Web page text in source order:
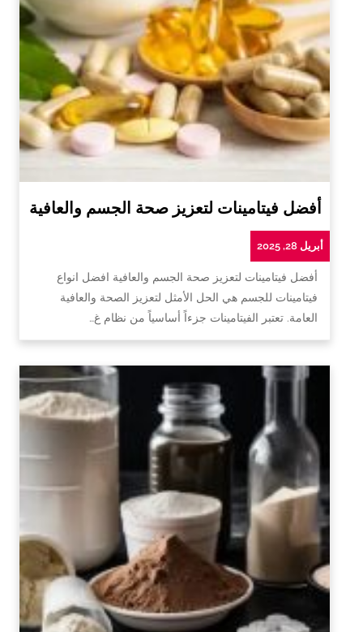
أفضل فيتامينات لتعزيز صحة الجسم والعافية
أبريل 28, 2025
أفضل فيتامينات لتعزيز صحة الجسم والعافية افضل انواع
فيتامينات للجسم هي الحل الأمثل لتعزيز الصحة والعافية
العامة. تعتبر الفيتامينات جزءاً أساسياً من نظام غ…